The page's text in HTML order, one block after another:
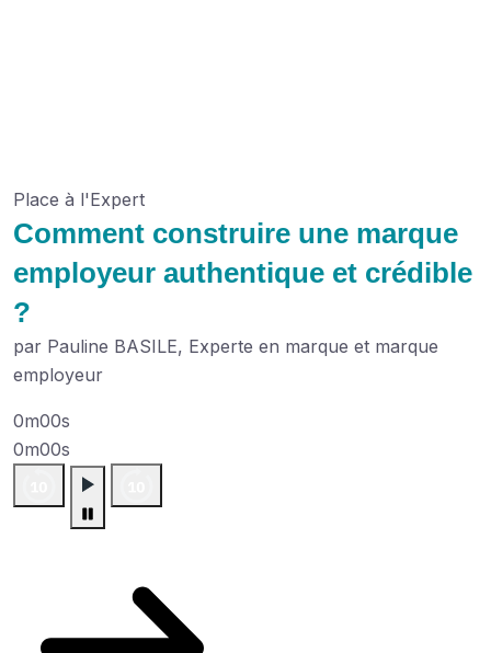
Place à l'Expert
Comment construire une marque
employeur authentique et crédible
?
par Pauline BASILE, Experte en marque et marque
employeur
0m00s
0m00s